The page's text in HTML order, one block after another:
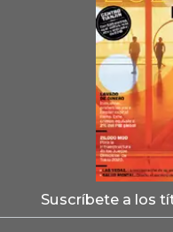
Suscríbete a los